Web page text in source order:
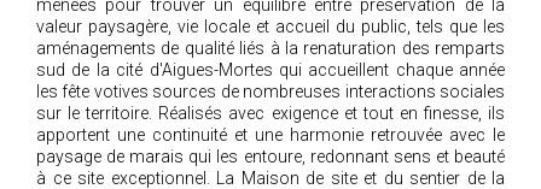
menées pour trouver un équilibre entre préservation de la
valeur paysagère, vie locale et accueil du public, tels que les
aménagements de qualité liés à la renaturation des remparts
sud de la cité d'Aigues-Mortes qui accueillent chaque année
les fête votives sources de nombreuses interactions sociales
sur le territoire. Réalisés avec exigence et tout en finesse, ils
apportent une continuité et une harmonie retrouvée avec le
paysage de marais qui les entoure, redonnant sens et beauté
à ce site exceptionnel. La Maison de site et du sentier de la